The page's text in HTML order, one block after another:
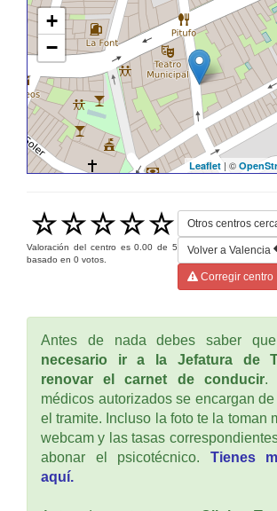
+
−
Leaflet | ©
Valoración del centro es0.00 de5
basado en 0 votos.
Otros centros
Volver a Valencia
Corregir centro
Antes de nada debes saber
necesario ir a la Jefatura de
renovar el carnet de conducir.
médicos autorizados se encargan
el tramite. Incluso la foto te la toman
webcam y las tasas
abonar el psicotécnico. Tienes
aquí.